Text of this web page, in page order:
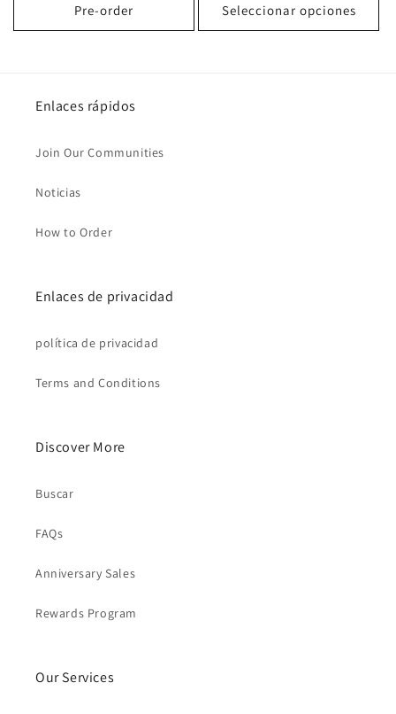
Pre-order Seleccionar opciones
Enlaces rápidos
Join Our Communities
Noticias
How to Order
Enlaces de privacidad
política de privacidad
Terms and Conditions
Discover More
Buscar
FAQs
Anniversary Sales
Rewards Program
Our Services